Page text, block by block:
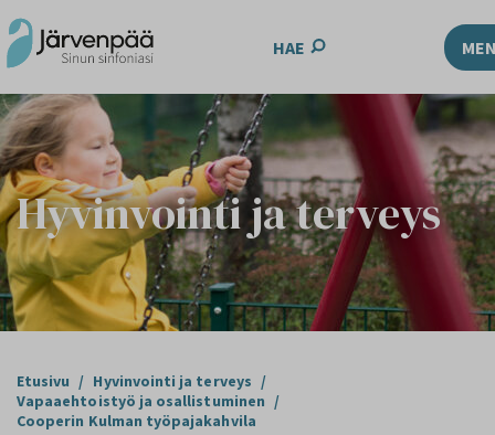
HAE
Hyvinvointi ja terveys
Etusivu / Hyvinvointi ja terveys /
Vapaaehtoistyö ja osallistuminen /
Cooperin Kulman työpajakahvila